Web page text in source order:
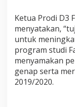
S
Ketua Prodi D3
menyatakan,
untuk
program studi
menyamakan
genap serta
2019/2020.